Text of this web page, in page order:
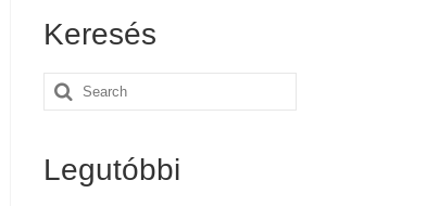
Keresés
Search
Legutóbbi